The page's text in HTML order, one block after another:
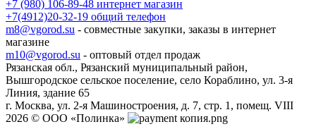
+7 (980) 106-89-48 интернет магазин
+7(4912)20-32-19 общий телефон
m8@vgorod.su - совместные закупки, заказы в интернет
магазине
m10@vgorod.su - оптовый отдел продаж
Рязанская обл., Рязанский муниципальный район,
Вышгородское сельское поселение, село Кораблино, ул. 3-я
Линия, здание 65
г. Москва, ул. 2-я Машиностроения, д. 7, стр. 1, помещ. VIII
2026 © ООО «Полинка»